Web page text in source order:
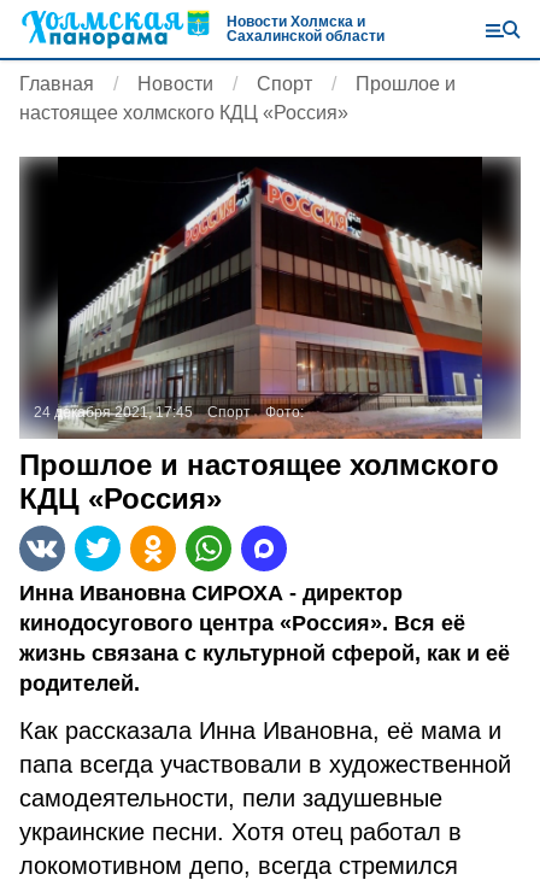
Новости Холмска и
Сахалинской области
Главная Новости Спорт
Прошлое и
настоящее холмского КДЦ «Россия»
24 декабря 2021, 17:45 Спорт Фото:
Прошлое и настоящее холмского
КДЦ «Россия»
Инна Ивановна СИРОХА - директор
кинодосугового центра «Россия». Вся её
жизнь связана с культурной сферой, как и её
родителей.
Как рассказала Инна Ивановна, её мама и
папа всегда участвовали в художественной
самодеятельности, пели задушевные
украинские песни. Хотя отец работал в
локомотивном депо, всегда стремился